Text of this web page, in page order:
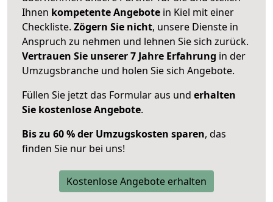
Ihnen kompetente Angebote in Kiel mit einer
Checkliste. Zögern Sie nicht, unsere Dienste in
Anspruch zu nehmen und lehnen Sie sich zurück.
Vertrauen Sie unserer 7 Jahre Erfahrung in der
Umzugsbranche und holen Sie sich Angebote.
Füllen Sie jetzt das Formular aus und erhalten
Sie kostenlose Angebote.
Bis zu 60 % der Umzugskosten sparen, das
finden Sie nur bei uns!
Kostenlose Angebote erhalten